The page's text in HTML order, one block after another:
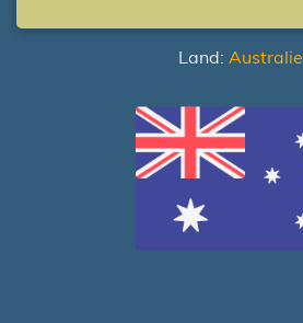
Land: